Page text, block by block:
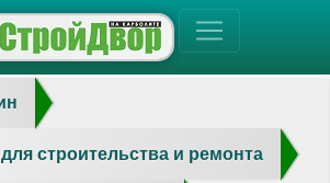
строительства и ремонта